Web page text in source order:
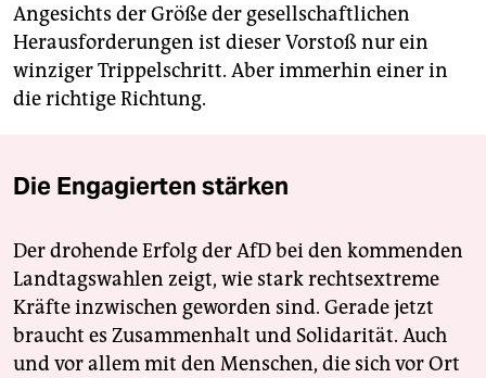
Angesichts der Größe der gesellschaftlichen
Herausforderungen ist dieser Vorstoß nur ein
winziger Trippelschritt. Aber immerhin einer in
die richtige Richtung.
Die Engagierten stärken
Der drohende Erfolg der AfD bei den kommenden
Landtagswahlen zeigt, wie stark rechtsextreme
Kräfte inzwischen geworden sind. Gerade jetzt
braucht es Zusammenhalt und Solidarität. Auch
und vor allem mit den Menschen, die sich vor Ort